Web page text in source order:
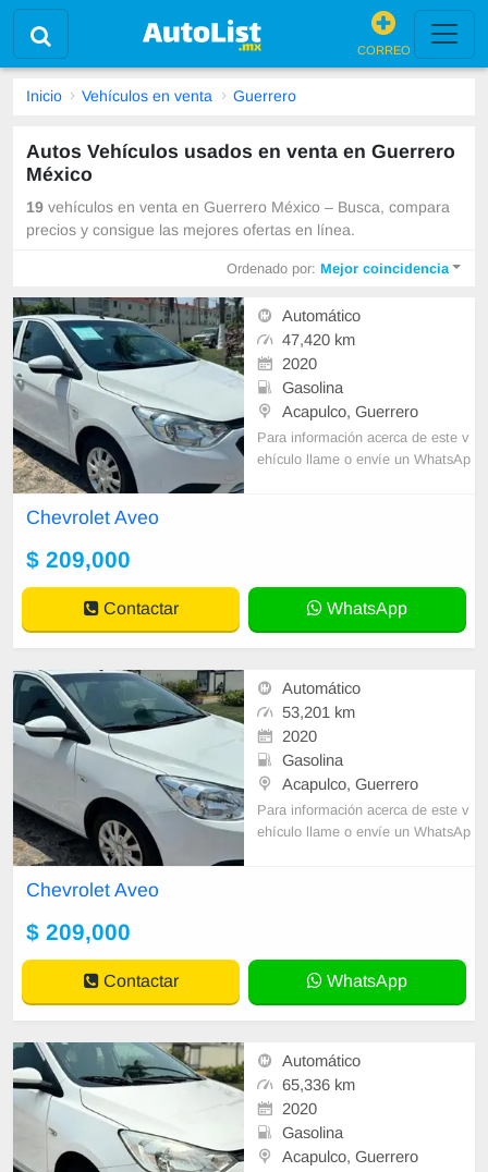
CORREO
Inicio Vehículos en venta Guerrero
Autos Vehículos usados en venta en Guerrero
México
19 vehículos en venta en Guerrero México – Busca, compara
precios y consigue las mejores ofertas en línea.
Ordenado por:Mejor coincidencia
Automático
47,420 km
2020
Gasolina
Acapulco, Guerrero
Para información acerca de este v
ehículo llame o envíe un WhatsAp
Chevrolet Aveo
$ 209,000
Contactar WhatsApp
Automático
53,201 km
2020
Gasolina
Acapulco, Guerrero
Para información acerca de este v
ehículo llame o envíe un WhatsAp
Chevrolet Aveo
$ 209,000
Contactar WhatsApp
Automático
65,336 km
2020
Gasolina
Acapulco, Guerrero